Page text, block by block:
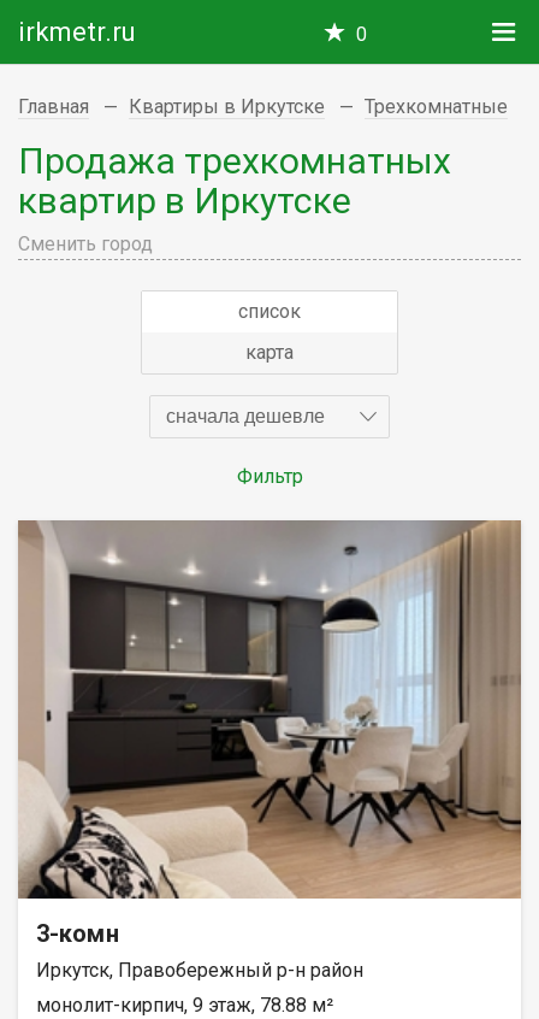
irkmetr.ru 0
Главная Квартиры в Иркутске Трехкомнатные
Продажа трехкомнатных
квартир в Иркутске
Сменить город
список
карта
сначала дешевле
Фильтр
3-комн
Иркутск, Правобережный р-н район
монолит-кирпич, 9 этаж, 78.88 м²